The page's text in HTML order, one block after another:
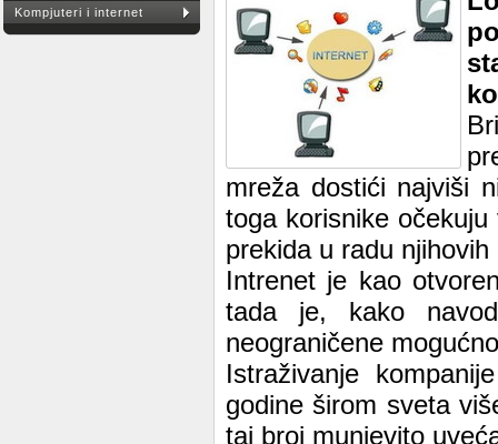
Kompjuteri i internet
mreža dostići najviši
toga korisnike
prekida u radu
Intrenet je kao
tada je, kako
neograničene
Istraživanje
godine širom sveta
taj broj munjevito